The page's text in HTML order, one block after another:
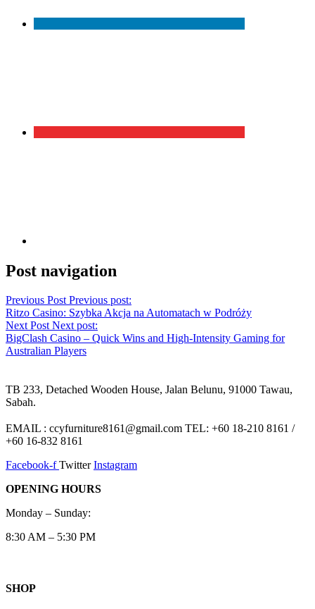
Post navigation
Previous Post Previous post:
Ritzo Casino: Szybka Akcja na Automatach w Podróży
Next Post Next post:
BigClash Casino – Quick Wins and High‑Intensity Gaming for
Australian Players
TB 233, Detached Wooden House, Jalan Belunu, 91000 Tawau,
Sabah.
EMAIL : ccyfurniture8161@gmail.com TEL: +60 18-210 8161 /
+60 16-832 8161
Facebook-f Twitter Instagram
OPENING HOURS
Monday – Sunday:
8:30 AM – 5:30 PM
SHOP